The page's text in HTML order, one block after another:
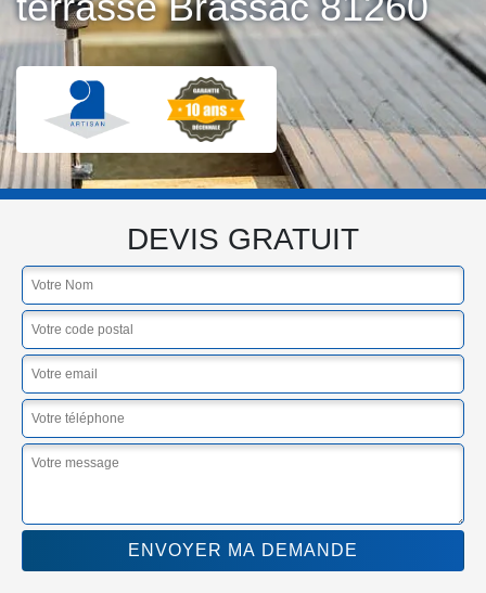
DEVIS GRATUIT